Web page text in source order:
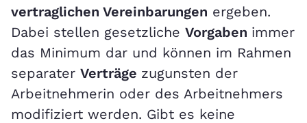
vertraglichen Vereinbarungen ergeben.
Dabei stellen gesetzliche Vorgaben immer
das Minimum dar und können im Rahmen
separater Verträge zugunsten der
Arbeitnehmerin oder des Arbeitnehmers
modifiziert werden. Gibt es keine